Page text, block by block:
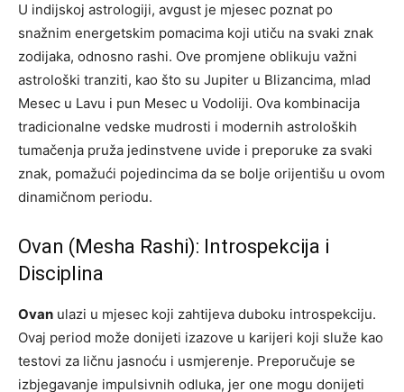
U indijskoj astrologiji, avgust je mjesec poznat po
snažnim energetskim pomacima koji utiču na svaki znak
zodijaka, odnosno rashi. Ove promjene oblikuju važni
astrološki tranziti, kao što su Jupiter u Blizancima, mlad
Mesec u Lavu i pun Mesec u Vodoliji. Ova kombinacija
tradicionalne vedske mudrosti i modernih astroloških
tumačenja pruža jedinstvene uvide i preporuke za svaki
znak, pomažući pojedincima da se bolje orijentišu u ovom
dinamičnom periodu.
Ovan (Mesha Rashi): Introspekcija i
Disciplina
Ovan ulazi u mjesec koji zahtijeva duboku introspekciju.
Ovaj period može donijeti izazove u karijeri koji služe kao
testovi za ličnu jasnoću i usmjerenje. Preporučuje se
izbjegavanje impulsivnih odluka, jer one mogu donijeti